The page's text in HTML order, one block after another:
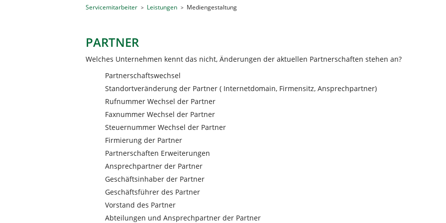
Servicemitarbeiter Leistungen Mediengestaltung
PARTNER
Welches Unternehmen kennt das nicht, Änderungen der aktuellen Partnerschaften stehen an?
Partnerschaftswechsel
Standortveränderung der Partner ( Internetdomain, Firmensitz, Ansprechpartner)
Rufnummer Wechsel der Partner
Faxnummer Wechsel der Partner
Steuernummer Wechsel der Partner
Firmierung der Partner
Partnerschaften Erweiterungen
Ansprechpartner der Partner
Geschäftsinhaber der Partner
Geschäftsführer des Partner
Vorstand des Partner
Abteilungen und Ansprechpartner der Partner